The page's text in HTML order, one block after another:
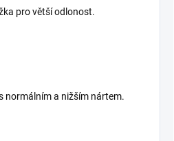
pro větší odlonost.
normálním a nižším nártem.